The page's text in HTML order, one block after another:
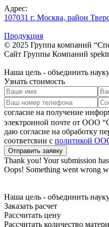
Адрес:
107031 г. Москва, район
Продукция
© 2025 Группа компаний
Cайт Группы Компаний
Наша цель - объединить
Узнать стоимость
согласие на получение
электронной почте от ООО
даю согласие на обработку
соответсвии с политикой
Thank you! Your submission
Oops! Something went wrong
Наша цель - объединить
Заказать расчет
Рассчитать цену
Рассчитать количество